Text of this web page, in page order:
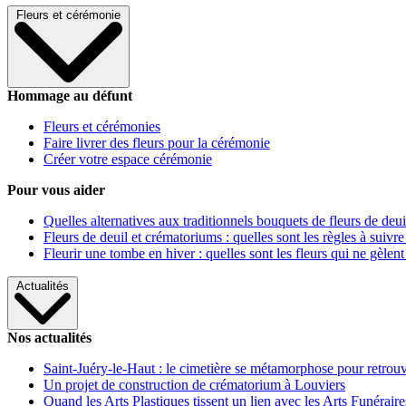
Fleurs et cérémonie
Hommage au défunt
Fleurs et cérémonies
Faire livrer des fleurs pour la cérémonie
Créer votre espace cérémonie
Pour vous aider
Quelles alternatives aux traditionnels bouquets de fleurs de
Fleurs de deuil et crématoriums : quelles sont les règles à
Fleurir une tombe en hiver : quelles sont les fleurs qui ne gèlent
Actualités
Nos actualités
Saint-Juéry-le-Haut : le cimetière se métamorphose pour
Un projet de construction de crématorium à Louviers
Quand les Arts Plastiques tissent un lien avec les Arts